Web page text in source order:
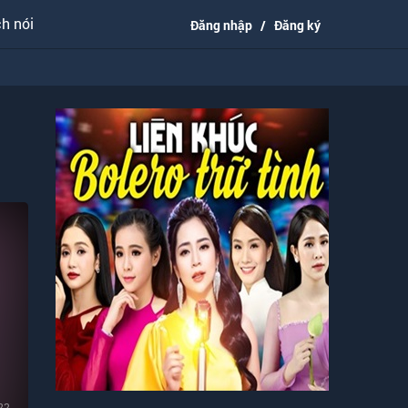
nói Đăng nhập / Đăng ký